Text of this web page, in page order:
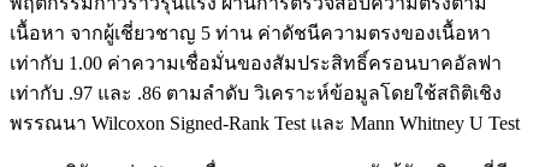
เนื้อหา จากผู้เชี่ยวชาญ 5 ท่าน ค่าดัชนีความตรงของเนื้อหา
เท่ากับ 1.00 ค่าความเชื่อมั่นของสัมประสิทธิ์ครอนบาคอัลฟา
เท่ากับ .97 และ .86 ตามลำดับ วิเคราะห์ข้อมูลโดยใช้สถิติเชิง
พรรณนา Wilcoxon Signed-Rank Test และ Mann Whitney U Test